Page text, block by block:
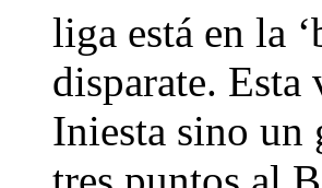
liga está en la
disparate.
Iniesta sino un